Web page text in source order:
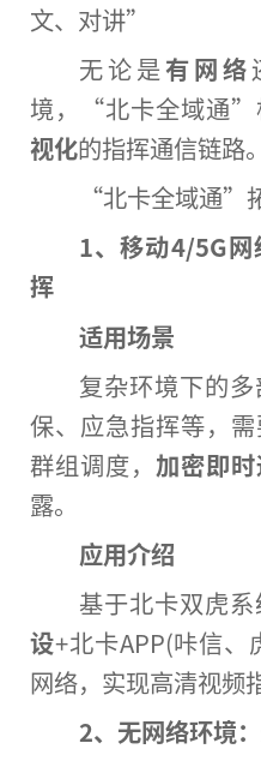
文、对讲”
无论是有网络
境，“北卡全域通”
视化的指挥通信链路。
“北卡全域通”
1、移动4/5G网
挥
适用场景
复杂环境下的
保、应急指挥等，
群组调度， 加密即
露。
应用介绍
基于北卡双虎
设+北卡APP(咔信、
网络，实现高清视频
2、无网络环境